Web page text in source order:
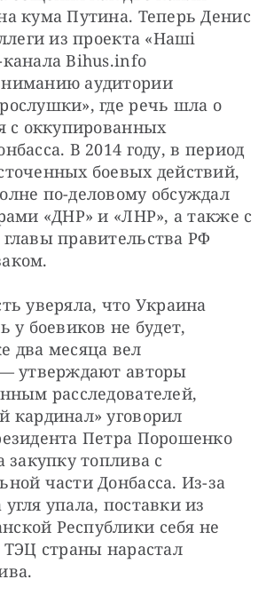
кума Путина. Теперь Денис
из проекта «Наші
Bihus.info
аудитории
где речь шла о
с оккупированных
В 2014 году, в период
боевых действий,
по-деловому обсуждал
«ДНР» и «ЛНР», а также с
правительства РФ
уверяла, что Украина
у боевиков не будет,
два месяца вел
утверждают авторы
расследователей,
кардинал» уговорил
Петра Порошенко
закупку топлива с
части Донбасса. Из-за
упала, поставки из
Республики себя не
страны нарастал